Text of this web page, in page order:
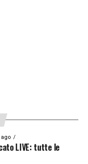
TOP NEWS
LIVE: tutte le